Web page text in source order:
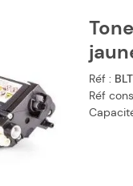
Réf :
Réf